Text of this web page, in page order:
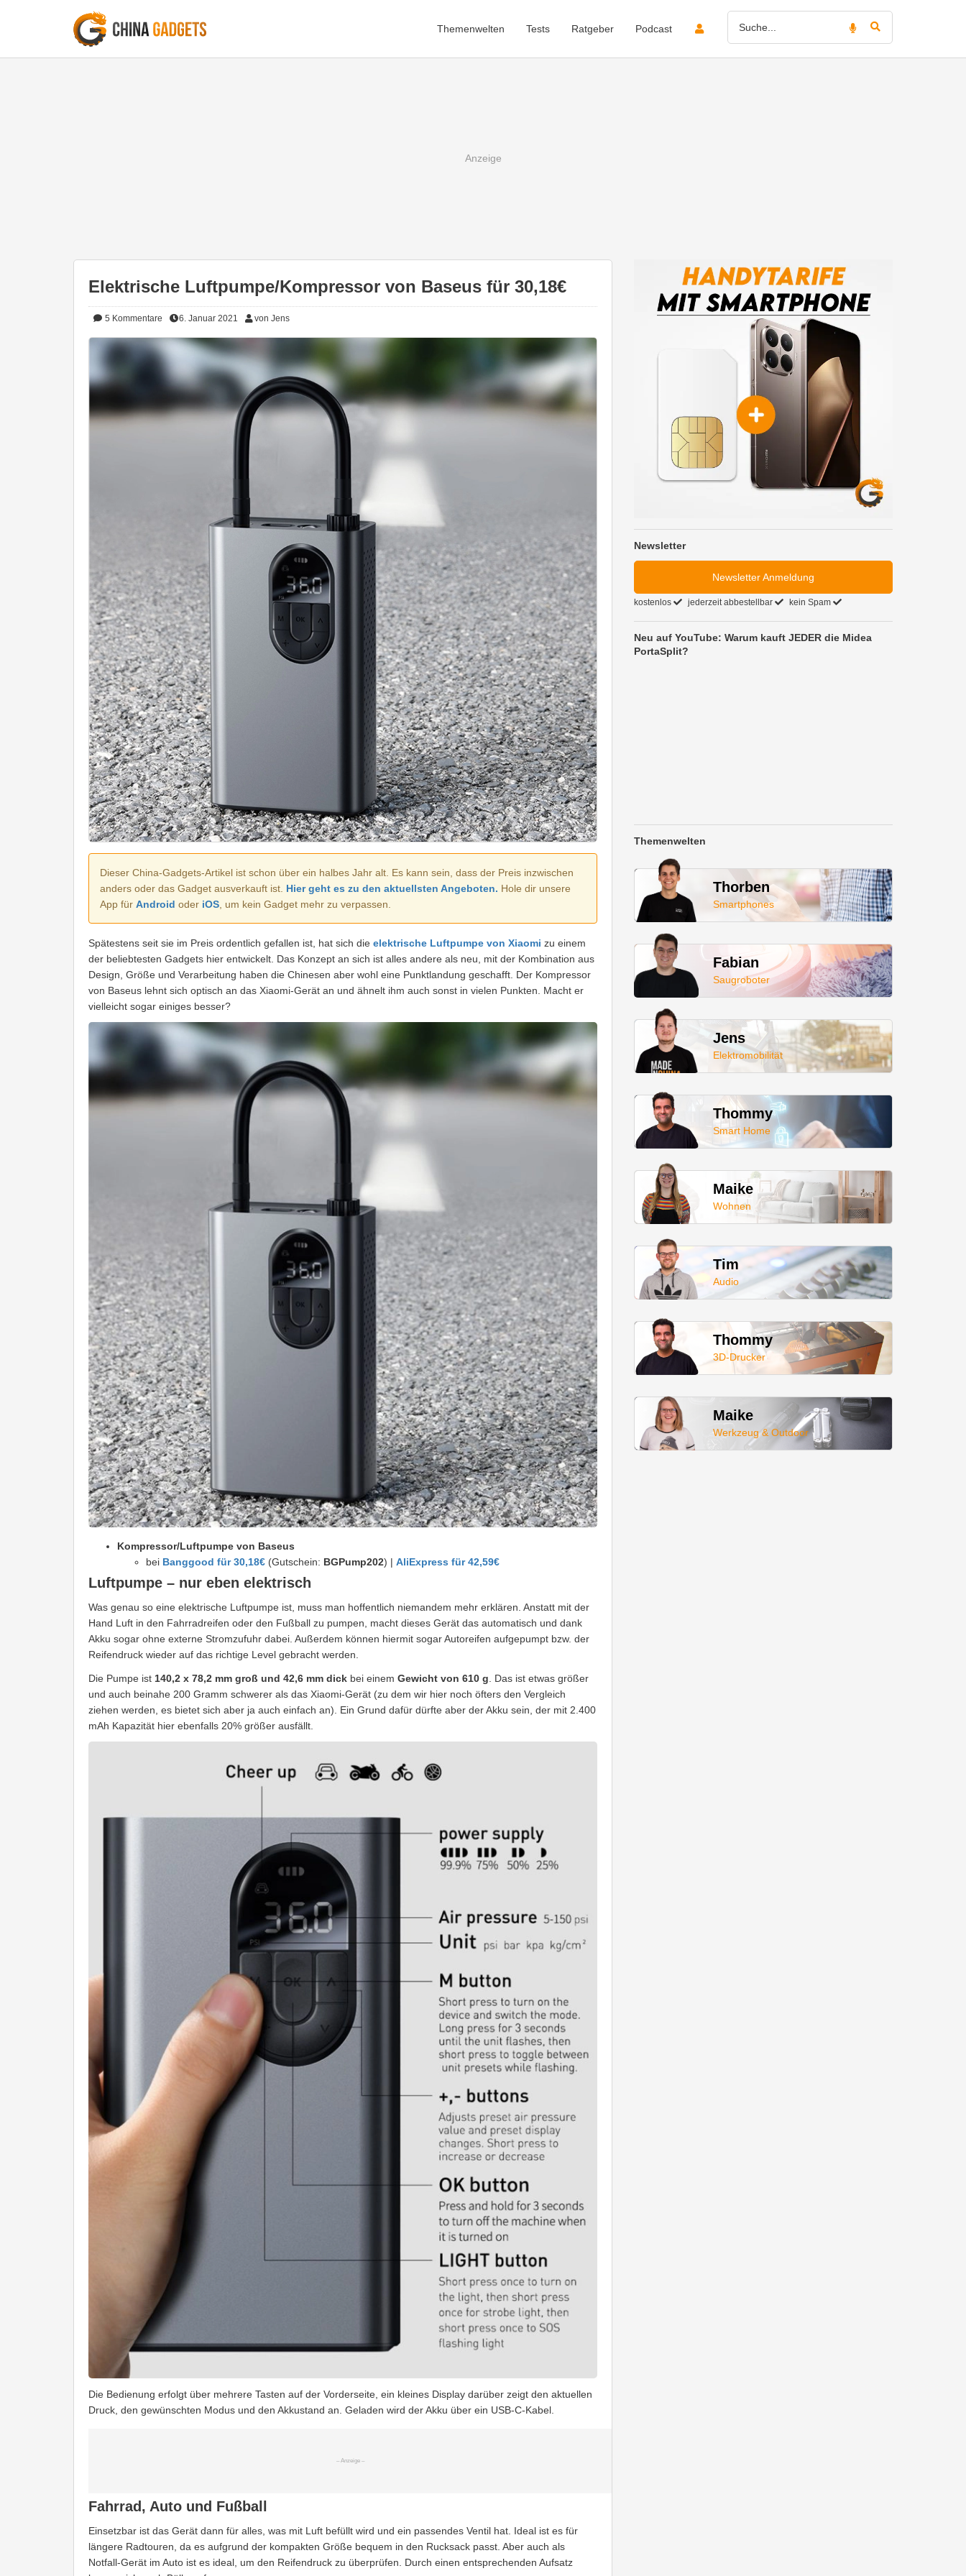
Themenwelten Tests Ratgeber Podcast
Elektrische Luftpumpe/Kompressor von Baseus für 30,18€
5 Kommentare 6. Januar 2021 von Jens
Dieser China-Gadgets-Artikel ist schon über ein halbes Jahr alt. Es kann sein, dass der Preis inzwischen
anders oder das Gadget ausverkauft ist. Hier geht es zu den aktuellsten Angeboten. Hole dir unsere
App für Android oder iOS , um kein Gadget mehr zu verpassen.
Spätestens seit sie im Preis ordentlich gefallen ist, hat sich die elektrische Luftpumpe von Xiaomi zu einem
der beliebtesten Gadgets hier entwickelt. Das Konzept an sich ist alles andere als neu, mit der Kombination aus
Design, Größe und Verarbeitung haben die Chinesen aber wohl eine Punktlandung geschafft. Der Kompressor
von Baseus lehnt sich optisch an das Xiaomi-Gerät an und ähnelt ihm auch sonst in vielen Punkten. Macht er
vielleicht sogar einiges besser?
Kompressor/Luftpumpe von Baseus
bei Banggood für 30,18€ (Gutschein: BGPump202) | AliExpress für 42,59€
Luftpumpe – nur eben elektrisch
Was genau so eine elektrische Luftpumpe ist, muss man hoffentlich niemandem mehr erklären. Anstatt mit der
Hand Luft in den Fahrradreifen oder den Fußball zu pumpen, macht dieses Gerät das automatisch und dank
Akku sogar ohne externe Stromzufuhr dabei. Außerdem können hiermit sogar Autoreifen aufgepumpt bzw. der
Reifendruck wieder auf das richtige Level gebracht werden.
Die Pumpe ist 140,2 x 78,2 mm groß und 42,6 mm dick bei einem Gewicht von 610 g. Das ist etwas größer
und auch beinahe 200 Gramm schwerer als das Xiaomi-Gerät (zu dem wir hier noch öfters den Vergleich
ziehen werden, es bietet sich aber ja auch einfach an). Ein Grund dafür dürfte aber der Akku sein, der mit 2.400
mAh Kapazität hier ebenfalls 20% größer ausfällt.
Die Bedienung erfolgt über mehrere Tasten auf der Vorderseite, ein kleines Display darüber zeigt den aktuellen
Druck, den gewünschten Modus und den Akkustand an. Geladen wird der Akku über ein USB-C-Kabel.
Fahrrad, Auto und Fußball
Einsetzbar ist das Gerät dann für alles, was mit Luft befüllt wird und ein passendes Ventil hat. Ideal ist es für
längere Radtouren, da es aufgrund der kompakten Größe bequem in den Rucksack passt. Aber auch als
Notfall-Gerät im Auto ist es ideal, um den Reifendruck zu überprüfen. Durch einen entsprechenden Aufsatz
Newsletter
Newsletter Anmeldung
kostenlos jederzeit abbestellbar kein Spam
Neu auf YouTube: Warum kauft JEDER die Midea
PortaSplit?
Themenwelten
Thorben
Smartphones
Fabian
Saugroboter
Jens
Elektromobilität
Thommy
Smart Home
Maike
Wohnen
Tim
Audio
Thommy
3D-Drucker
Maike
Werkzeug & Outdoor